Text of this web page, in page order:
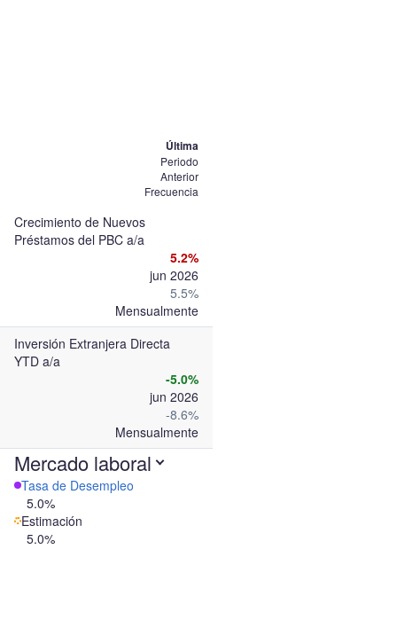
Última
Periodo
Anterior
Frecuencia
Crecimiento de Nuevos
Préstamos del PBC a/a
5.2%
jun 2026
5.5%
Mensualmente
Inversión Extranjera Directa
YTD a/a
-5.0%
jun 2026
-8.6%
Mensualmente
Mercado laboral
Tasa de Desempleo
5.0%
Estimación
5.0%